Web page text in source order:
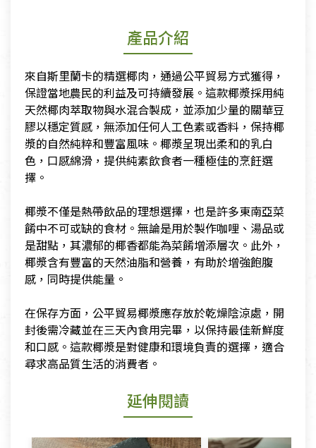
產品介紹
來自斯里蘭卡的精選椰肉，通過公平貿易方式獲得，
保證當地農民的利益及可持續發展。這款椰漿採用純
天然椰肉萃取物與水混合製成，並添加少量的關華豆
膠以穩定質感，無添加任何人工色素或香料，保持椰
漿的自然純粹和豐富風味。椰漿呈現出柔和的乳白
色，口感綿滑，提供純素飲食者一種極佳的烹飪選
擇。
​椰漿不僅是熱帶飲品的理想選擇，也是許多東南亞菜
餚中不可或缺的食材。無論是用於製作咖哩、湯品或
是甜點，其濃郁的椰香都能為菜餚增添層次。此外，
椰漿含有豐富的天然油脂和營養，有助於增強飽腹
感，同時提供能量。
​在保存方面，公平貿易椰漿應存放於乾燥陰涼處，開
封後需冷藏並在三天內食用完畢，以保持最佳新鮮度
和口感。這款椰漿是對健康和環境負責的選擇，適合
尋求高品質生活的消費者。
延伸閱讀